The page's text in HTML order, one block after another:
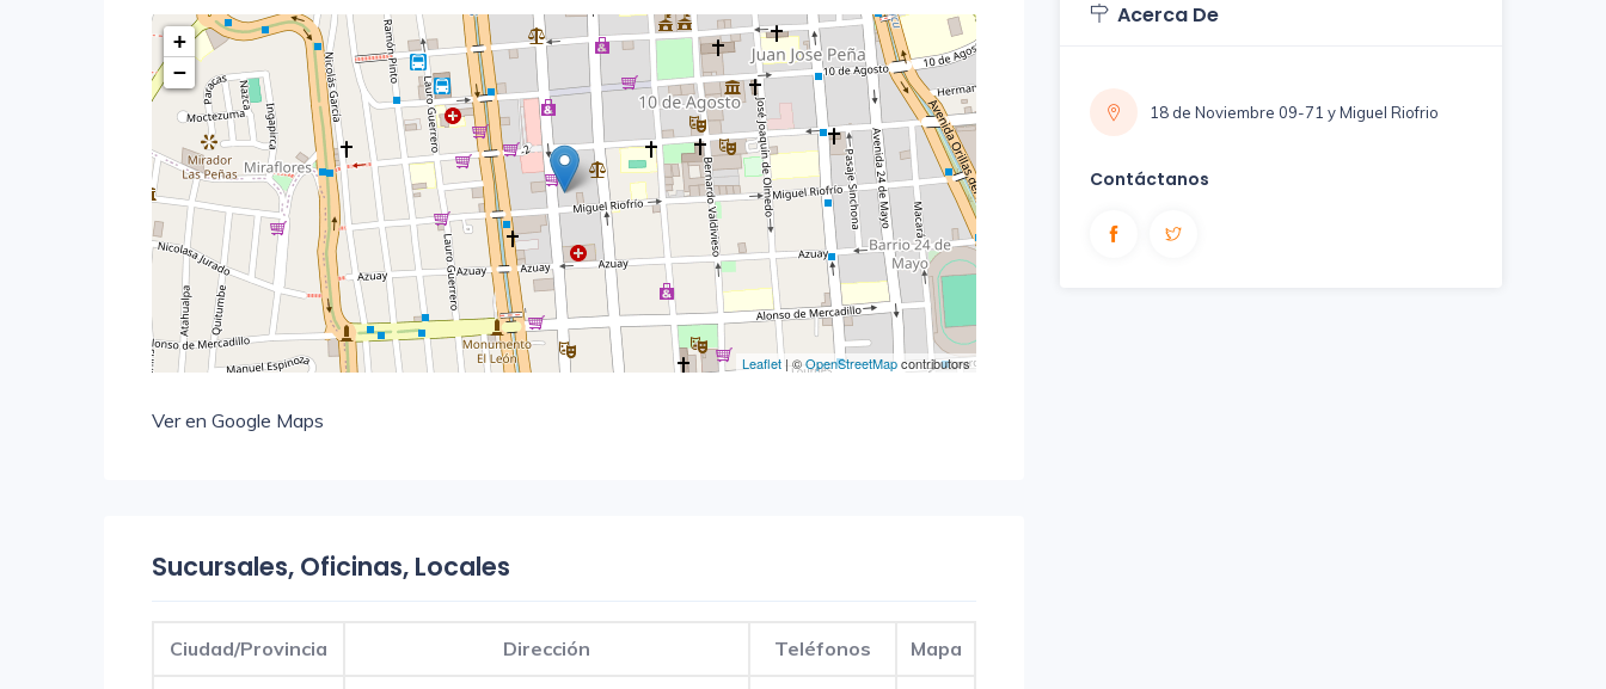
+
−
Leaflet| ©OpenStreetMapcontributors
Ver en Google Maps
Sucursales, Oficinas, Locales
Ciudad/Provincia Dirección Teléfonos Mapa
Acerca De
18 de Noviembre 09-71 y Miguel Riofrio
Contáctanos